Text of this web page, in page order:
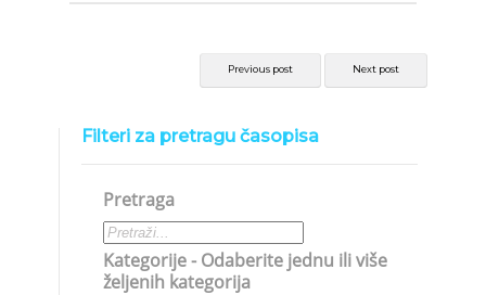
Previous post Next post
Filteri za pretragu časopisa
Pretraga
Kategorije - Odaberite jednu ili više
željenih kategorija